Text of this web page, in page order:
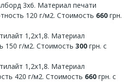
3х6. Материал печати
120 г/м2. Стоимость 660 грн.
1,2х1,8. Материал
150 г/м2. Стоимость 300 грн. с
1,2х1,8. Материал
420 г/м2. Стоимость 660 грн. с